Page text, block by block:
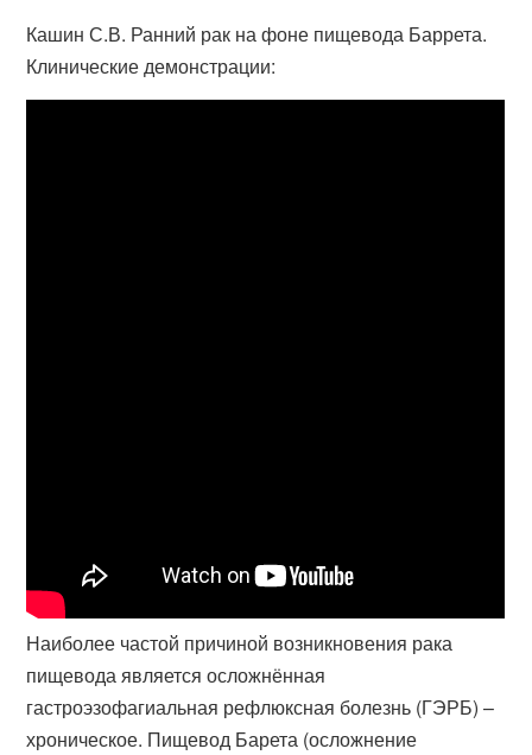
Кашин С.В. Ранний рак на фоне пищевода Баррета.
Клинические демонстрации:
Наиболее частой причиной возникновения рака
пищевода является осложнённая
гастроэзофагиальная рефлюксная болезнь (ГЭРБ) –
хроническое. Пищевод Барета (осложнение